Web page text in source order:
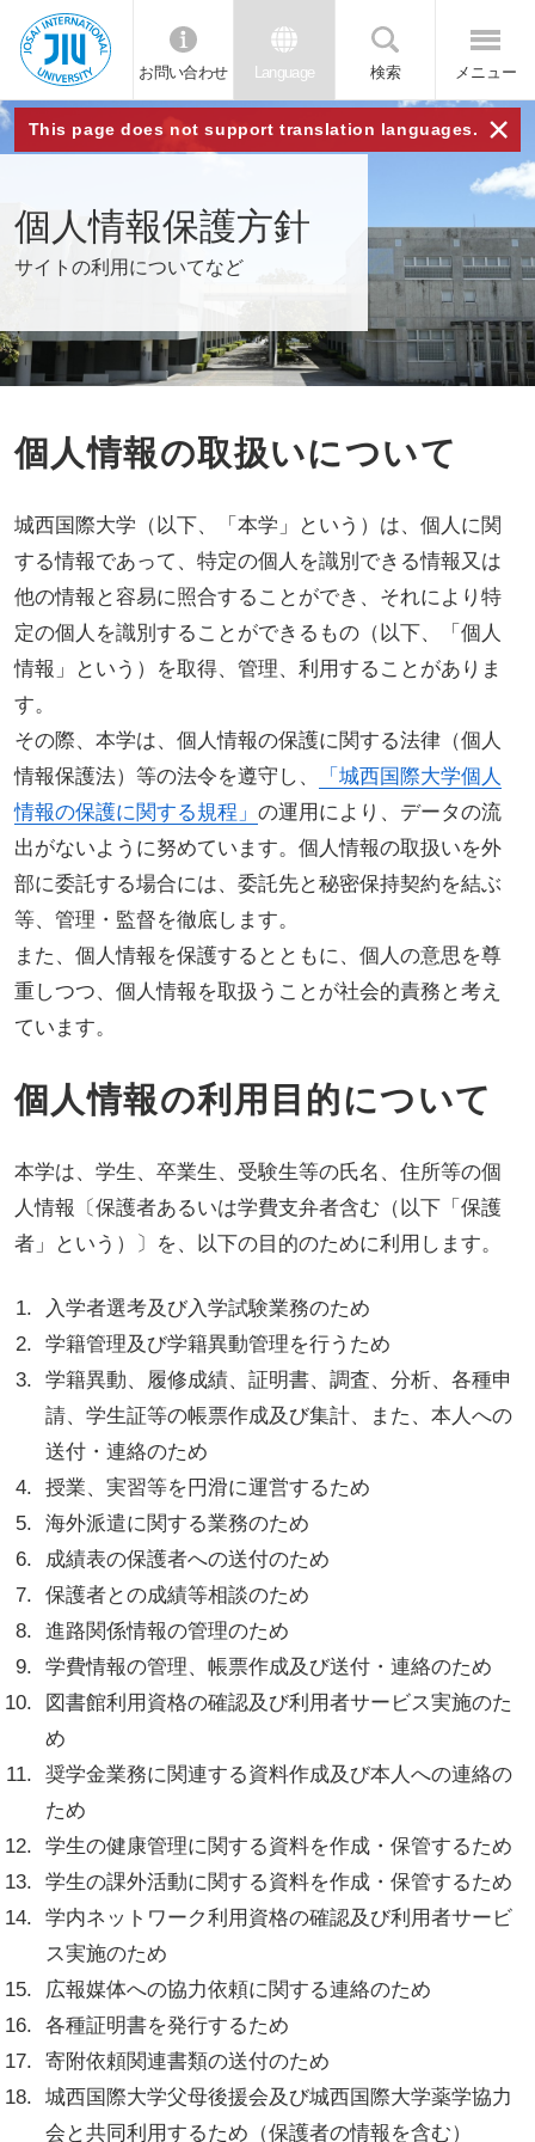
JIU
国際
大学
お問い合わせ Language 検索 メニュー
This page does not support translation languages. ×
個人情報保護方針
サイトの利用についてなど
個人情報の取扱いについて
城西国際大学（以下、「本学」という）は、個人に関
する情報であって、特定の個人を識別できる情報又は
他の情報と容易に照合することができ、それにより特
定の個人を識別することができるもの（以下、「個人
情報」という）を取得、管理、利用することがありま
す。
その際、本学は、個人情報の保護に関する法律（個人
情報保護法）等の法令を遵守し、
「城西国際大学個人
情報の保護に関する規程」 の運用により、データの流
出がないように努めています。個人情報の取扱いを外
部に委託する場合には、委託先と秘密保持契約を結ぶ
等、管理・監督を徹底します。
また、個人情報を保護するとともに、個人の意思を尊
重しつつ、個人情報を取扱うことが社会的責務と考え
ています。
個人情報の利用目的について
本学は、学生、卒業生、受験生等の氏名、住所等の個
人情報〔保護者あるいは学費支弁者含む（以下「保護
者」という）〕を、以下の目的のために利用します。
入学者選考及び入学試験業務のため
学籍管理及び学籍異動管理を行うため
学籍異動、履修成績、証明書、調査、分析、各種申
請、学生証等の帳票作成及び集計、また、本人への
送付・連絡のため
授業、実習等を円滑に運営するため
海外派遣に関する業務のため
成績表の保護者への送付のため
保護者との成績等相談のため
進路関係情報の管理のため
学費情報の管理、帳票作成及び送付・連絡のため
図書館利用資格の確認及び利用者サービス実施のた
め
奨学金業務に関連する資料作成及び本人への連絡の
ため
学生の健康管理に関する資料を作成・保管するため
学生の課外活動に関する資料を作成・保管するため
学内ネットワーク利用資格の確認及び利用者サービ
ス実施のため
広報媒体への協力依頼に関する連絡のため
各種証明書を発行するため
寄附依頼関連書類の送付のため
城西国際大学父母後援会及び城西国際大学薬学協力
会と共同利用するため（保護者の情報を含む）